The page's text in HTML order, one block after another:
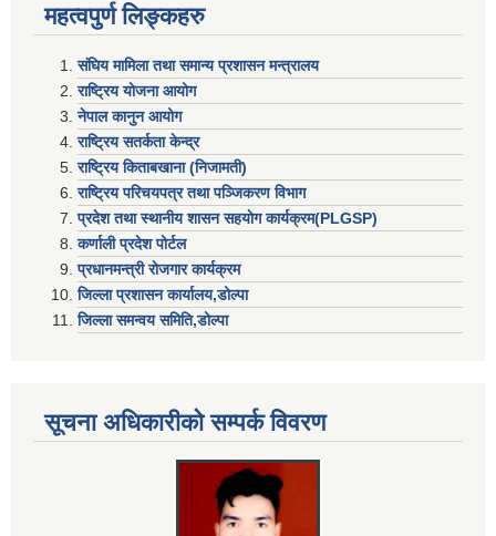
महत्वपुर्ण लिङ्कहरु
संघिय मामिला तथा समान्य प्रशासन मन्त्रालय
राष्ट्रिय योजना आयोग
नेपाल कानुन आयोग
राष्ट्रिय सतर्कता केन्द्र
राष्ट्रिय किताबखाना (निजामती)
राष्ट्रिय परिचयपत्र तथा पञ्जिकरण विभाग
प्रदेश तथा स्थानीय शासन सहयाेग कार्यक्रम(PLGSP)
कर्णाली प्रदेश पोर्टल
प्रधानमन्त्री राेजगार कार्यक्रम
जिल्ला प्रशासन कार्यालय,डोल्पा
जिल्ला समन्वय समिति,डोल्प
सूचना अधिकारीकाे सम्पर्क विवरण